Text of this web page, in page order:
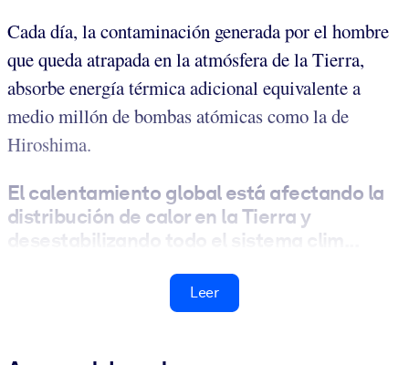
Cada día, la contaminación generada por el hombre
que queda atrapada en la atmósfera de la Tierra,
absorbe energía térmica adicional equivalente a
medio millón de bombas atómicas como la de
Hiroshima.
El calentamiento global está afectando la
distribución de calor en la Tierra y
desestabilizando todo el sistema clim...
Leer